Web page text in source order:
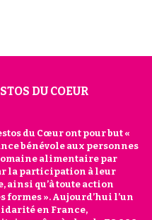
DU COEUR
du Cœur ont pour but «
bénévole aux personnes
alimentaire par
la participation à leur
ainsi qu’à toute action
formes ». Aujourd’hui l’un
en France,